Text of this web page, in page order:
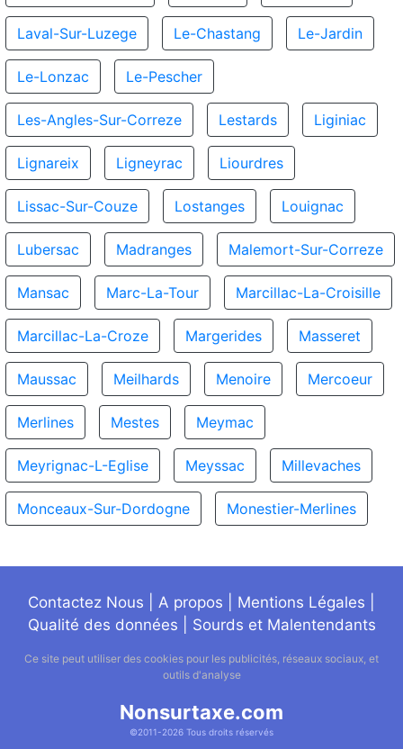
Laval-Sur-Luzege Le-Chastang Le-Jardin
Le-Lonzac Le-Pescher
Les-Angles-Sur-Correze Lestards Liginiac
Lignareix Ligneyrac Liourdres
Lissac-Sur-Couze Lostanges Louignac
Lubersac Madranges Malemort-Sur-Correze
Mansac Marc-La-Tour Marcillac-La-Croisille
Marcillac-La-Croze Margerides Masseret
Maussac Meilhards Menoire Mercoeur
Merlines Mestes Meymac
Meyrignac-L-Eglise Meyssac Millevaches
Monceaux-Sur-Dordogne Monestier-Merlines
Contactez Nous A propos Mentions Légales
Qualité des données
Sourds et Malentendants
Ce site peut utiliser des cookies pour les publicités, réseaux sociaux, et
outils d'analyse
Nonsurtaxe.com
©2011-2026 Tous droits réservés